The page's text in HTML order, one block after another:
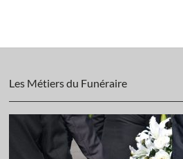
Les Métiers du Funéraire